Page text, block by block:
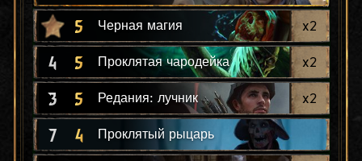
5 Черная магия x2
4 5 Проклятая чародейка x2
3 5 Редания: лучник x2
7 4 Проклятый рыцарь